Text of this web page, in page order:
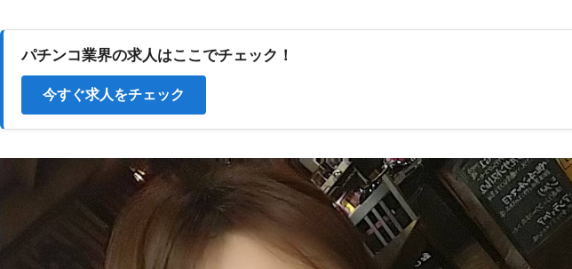
パチンコ業界の求人はここでチェック！
今すぐ求人をチェック